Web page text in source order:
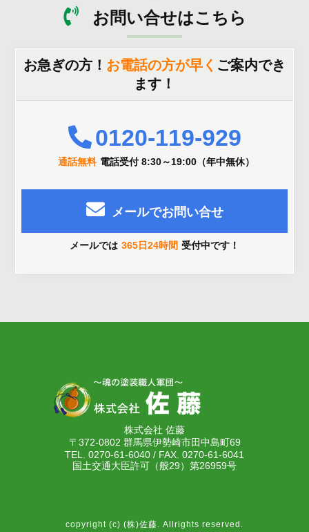
お問い合せはこちら
お急ぎの方！ お電話の方が早く ご案内でき
ます！
0120-119-929
通話無料 電話受付 8:30～19:00（年中無休）
メールでお問い合せ
メールでは 365日24時間 受付中です！
株式会社 佐藤
〒372-0802 群馬県伊勢崎市田中島町69
TEL. 0270-61-6040 / FAX. 0270-61-6041
国土交通大臣許可（般29）第26959号
copyright (c) (株)佐藤. Allrights reserved.